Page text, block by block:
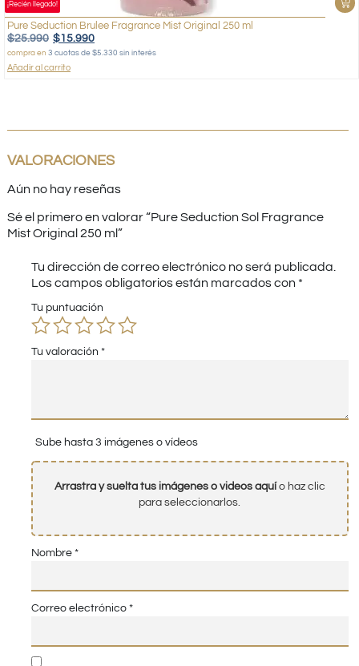
¡Recién llegado!
Pure Seduction Brulee Fragrance Mist Original 250 ml
$25.990 $15.990
compra en 3 cuotas de $5.330 sin interés
Añadir al carrito
VALORACIONES
Aún no hay reseñas
Sé el primero en valorar “Pure Seduction Sol Fragrance
Mist Original 250 ml”
Tu dirección de correo electrónico no será publicada.
Los campos obligatorios están marcados con *
Tu puntuación
Tu valoración *
Sube hasta 3 imágenes o vídeos
Arrastra y suelta tus imágenes o videos aquío haz clic
para seleccionarlos.
Nombre *
Correo electrónico *